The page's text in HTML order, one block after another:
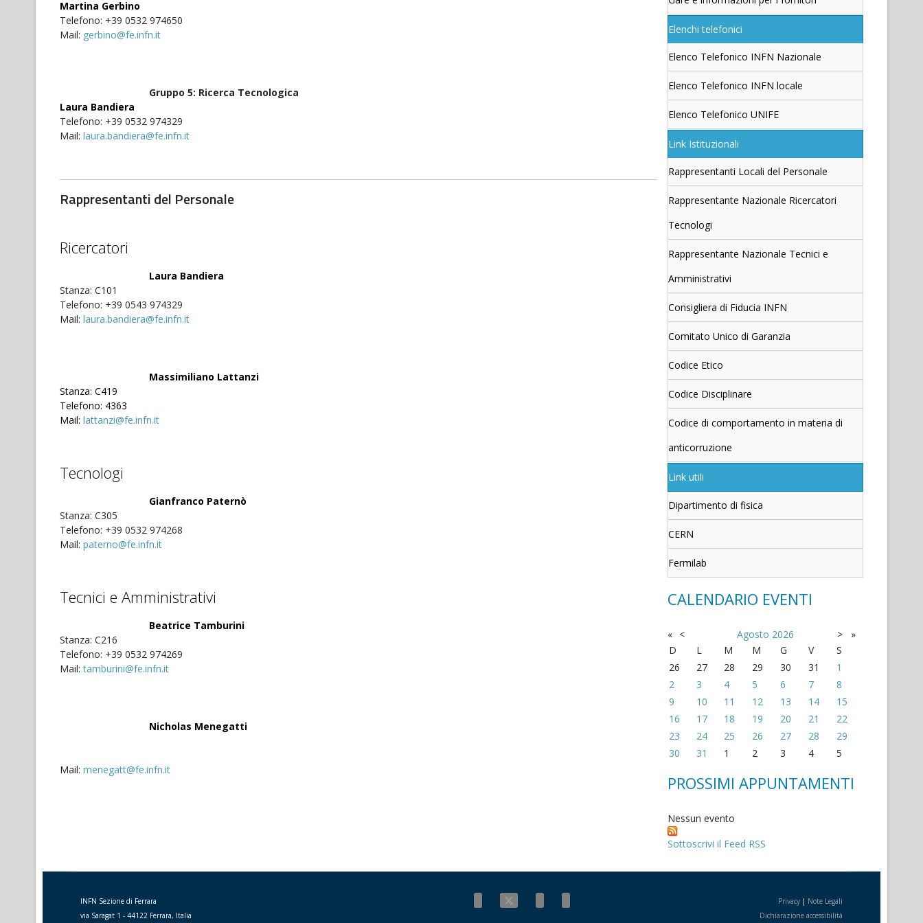
Martina Gerbino
Telefono: +39 0532 974650
Mail: gerbino@fe.infn.it
Gruppo 5: Ricerca Tecnologica
Laura Bandiera
Telefono: +39 0532 974329
Mail: laura.bandiera@fe.infn.it
Rappresentanti del Personale
Ricercatori
Laura Bandiera
Stanza: C101
Telefono: +39 0543 974329
Mail: laura.bandiera@fe.infn.it
Massimiliano Lattanzi
Stanza: C419
Telefono: 4363
Mail: lattanzi@fe.infn.it
Tecnologi
Gianfranco Paternò
Stanza: C305
Telefono: +39 0532 974268
Mail: paterno@fe.infn.it
Tecnici e Amministrativi
Beatrice Tamburini
Stanza: C216
Telefono: +39 0532 974269
Mail:tamburini@fe.infn.it
Nicholas Menegatti
Mail: menegatt@fe.infn.it
Elenchi telefonici
Elenco Telefonico INFN Nazionale
Elenco Telefonico INFN locale
Elenco Telefonico UNIFE
Link Istituzionali
Rappresentanti Locali del Personale
Rappresentante Nazionale Ricercatori
Tecnologi
Rappresentante Nazionale Tecnici e
Amministrativi
Consigliera di Fiducia INFN
Comitato Unico di Garanzia
Codice Etico
Codice Disciplinare
Codice di comportamento in materia di
anticorruzione
Link utili
Dipartimento di fisica
CERN
Fermilab
CALENDARIO EVENTI
« < Agosto 2026 >
»
D
L M M G V
S
26
27 28 29 30 31
1
2
3 4 5 6 7
8
9
10 11 12 13 14
15
16
17 18 19 20 21
22
23
24 25 26 27 28
29
30
31 1 2 3 4 5
PROSSIMI APPUNTAMENTI
Nessun evento
Sottoscrivi il Feed RSS
INFN Sezione di Ferrara
via Saragat 1 - 44122 Ferrara, Italia
Privacy | Note Legali
Dichiarazione accessibilità